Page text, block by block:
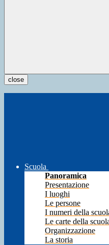
close
Scuola
Panoramica
Presentazione
I luoghi
Le persone
I numeri della
Le carte della
Organizzazione
La storia